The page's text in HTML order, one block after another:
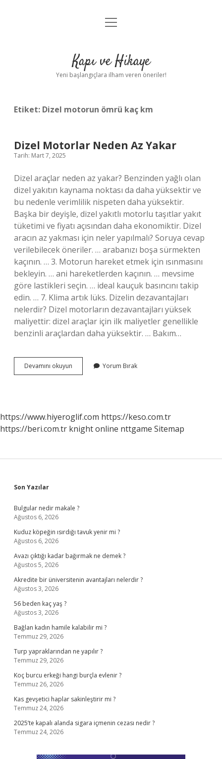
Anasayfa
Yasal Uyarı
menüyü
Kapı ve Hikaye
Yeni başlangıçlara ilham veren öneriler!
Etiket: Dizel motorun ömrü kaç km
Dizel Motorlar Neden Az Yakar
Tarih: Mart 7, 2025
Dizel araçlar neden az yakar? Benzinden yağlı olan
dizel yakıtın kaynama noktası da daha yüksektir ve
bu nedenle verimlilik nispeten daha yüksektir.
Başka bir deyişle, dizel yakıtlı motorlu taşıtlar yakıt
tüketimi ve fiyatı açısından daha ekonomiktir. Dizel
aracın az yakması için neler yapılmalı? Soruya cevap
verilebilecek öneriler. … arabanızı boşa sürmekten
kaçının. … 3. Motorun hareket etmek için ısınmasını
bekleyin. … ani hareketlerden kaçının. … mevsime
göre lastikleri seçin. … ideal kauçuk basıncını takip
edin. … 7. Klima artık lüks. Dizelin dezavantajları
nelerdir? Dizel motorların dezavantajları yüksek
maliyettir: dizel araçlar için ilk maliyetler genellikle
benzinli araçlardan daha yüksektir. … Bakım…
Devamını okuyun
Motorlar
Yorum Bırak
https://www.hiyeroglif.com https://keso.com.tr
https://beri.com.tr knight online nttgame Sitemap
Sidebar
Son Yazılar
Bulgular nedir makale ?
Ağustos 6, 2026
Kuduz köpeğin ısırdığı tavuk yenir mi ?
Ağustos 6, 2026
Avazı çıktığı kadar bağırmak ne demek ?
Ağustos 5, 2026
Akredite bir üniversitenin avantajları nelerdir ?
Ağustos 3, 2026
56 beden kaç yaş ?
Ağustos 3, 2026
Bağlan kadın hamile kalabilir mi ?
Temmuz 29, 2026
Turp yapraklarından ne yapılır ?
Temmuz 29, 2026
Koç burcu erkeği hangi burçla evlenir ?
Temmuz 26, 2026
Kas gevşetici haplar sakinleştirir mi ?
Temmuz 24, 2026
2025’te kapalı alanda sigara içmenin cezası nedir ?
Temmuz 24, 2026